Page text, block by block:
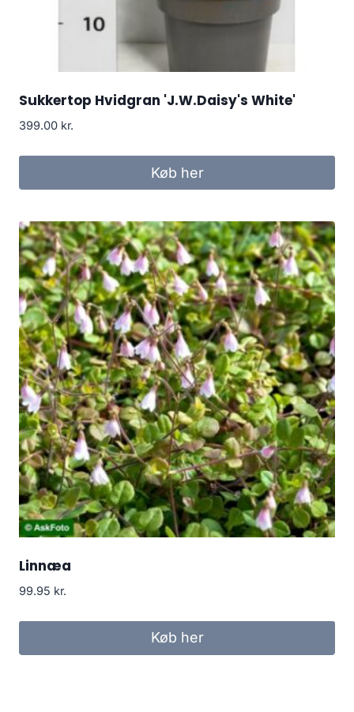
Sukkertop Hvidgran 'J.W.Daisy's White'
399.00 kr.
Køb her
Linnæa
99.95 kr.
Køb her